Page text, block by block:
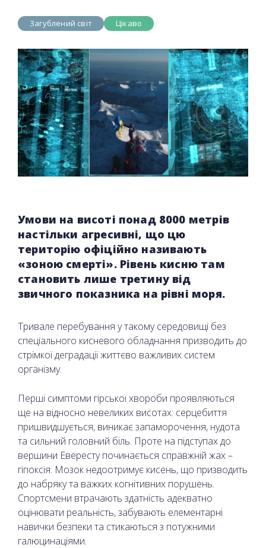
Загублений світ Цікаво
Умови на висоті понад 8000 метрів
настільки агресивні, що цю
територію офіційно називають
«зоною смерті». Рівень кисню там
становить лише третину від
звичного показника на рівні моря.
Тривале перебування у такому середовищі без
спеціального кисневого обладнання призводить до
стрімкої деградації життєво важливих систем
організму.
Перші симптоми гірської хвороби проявляються
ще на відносно невеликих висотах: серцебиття
пришвидшується, виникає запаморочення, нудота
та сильний головний біль. Проте на підступах до
вершини Евересту починається справжній жах –
гіпоксія. Мозок недоотримує кисень, що призводить
до набряку та важких когнітивних порушень.
Спортсмени втрачають здатність адекватно
оцінювати реальність, забувають елементарні
навички безпеки та стикаються з потужними
галюцинаціями.